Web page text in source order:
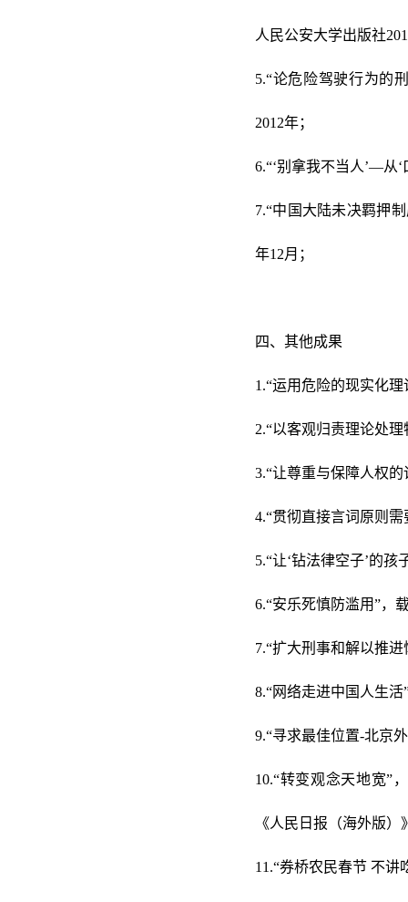
人民公安大学出版社
5.“论危险驾驶行为的
2012年；
6.“‘别拿我不当人’—从
7.“中国大陆未决羁押
年12月；
四、其他成果
1.“运用危险的现实化
2.“以客观归责理论处
3.“让尊重与保障人权
4.“贯彻直接言词原则
5.“让‘钻法律空子’的
6.“安乐死慎防滥用”，
7.“扩大刑事和解以推
8.“网络走进中国人生
9.“寻求最佳位置-北京
10.“转变观念天地宽”
《人民日报（海外版）
11.“券桥农民春节 不讲